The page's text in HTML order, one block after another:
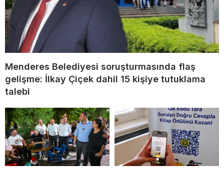
Menderes Belediyesi soruşturmasında flaş
gelişme: İlkay Çiçek dahil 15 kişiye tutuklama
talebi